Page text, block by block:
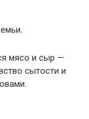
мясо и сыр —
сытости и